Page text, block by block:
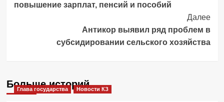
повышение зарплат, пенсий и пособий
Далее
Антикор выявил ряд проблем в
субсидировании сельского хозяйства
Больше историй
Глава государства Новости КЗ